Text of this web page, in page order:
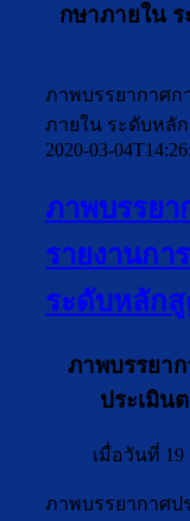
กษาภายใน
ภาพบรรยากาศก
ภายใน ระดับหลั
2020-03-
ภาพบรรย
รายงานกา
ระดับหลัก
ภาพบรรยา
ประเมิน
เมื่อวันที่ 19
ภาพบรรยากาศป